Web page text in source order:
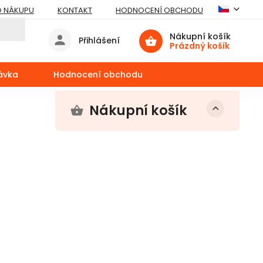
NÁKUPU KONTAKT HODNOCENÍ OBCHODU
Nákupní košík
Prázdný košík
Přihlášení
Hodnocení obchodu
Nákupní košík